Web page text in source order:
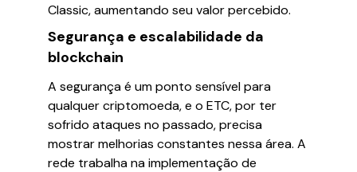
Classic, aumentando seu valor percebido.
Segurança e escalabilidade da
blockchain
A segurança é um ponto sensível para
qualquer criptomoeda, e o ETC, por ter
sofrido ataques no passado, precisa
mostrar melhorias constantes nessa área. A
rede trabalha na implementação de